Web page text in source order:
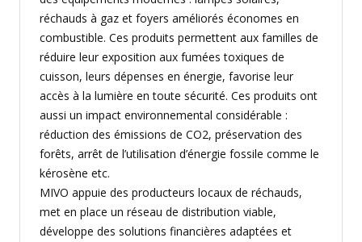
réchauds à gaz et foyers améliorés économes en
combustible. Ces produits permettent aux familles de
réduire leur exposition aux fumées toxiques de
cuisson, leurs dépenses en énergie, favorise leur
accès à la lumière en toute sécurité. Ces produits ont
aussi un impact environnemental considérable :
réduction des émissions de CO2, préservation des
forêts, arrêt de l’utilisation d’énergie fossile comme le
kérosène etc.
MIVO appuie des producteurs locaux de réchauds,
met en place un réseau de distribution viable,
développe des solutions financières adaptées et